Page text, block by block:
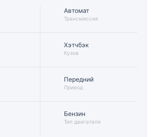
Автомат
Трансмиссия
Хэтчбэк
Кузов
Передний
Привод
Бензин
Тип двигателя